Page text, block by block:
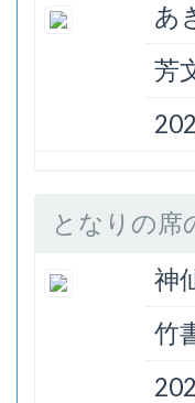
あ
芳
となりの席
神
竹